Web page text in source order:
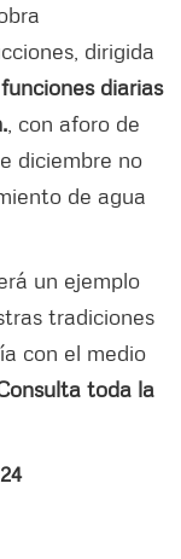
dirigida
diarias
, con aforo de
diciembre no
de agua
un ejemplo
tradiciones
con el medio
toda la